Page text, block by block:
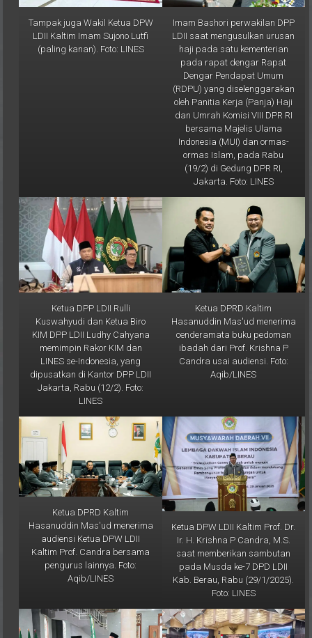
Tampak juga Wakil Ketua DPW
LDII Kaltim Imam Sujono Lutfi
Imam Bashori perwakilan DPP
LDII saat mengusulkan urusan
haji pada satu kementerian
pada rapat dengar Rapat
Dengar Pendapat Umum
(RDPU) yang diselenggarakan
oleh Panitia Kerja (Panja) Haji
dan Umrah Komisi VIII DPR RI
bersama Majelis Ulama
Indonesia (MUI) dan ormas-
ormas Islam, pada Rabu
(19/2) di Gedung DPR RI,
Jakarta. Foto: LINES
Ketua DPP LDII Rulli
Kuswahyudi dan Ketua Biro
KIM DPP LDII Ludhy Cahyana
memimpin Rakor KIM dan
LINES se-Indonesia, yang
dipusatkan di Kantor DPP LDII
Jakarta, Rabu (12/2). Foto:
LINES
Ketua DPRD Kaltim
Hasanuddin Mas'ud menerima
cenderamata buku pedoman
ibadah dari Prof. Krishna P
Candra usai audiensi. Foto:
Ketua DPRD Kaltim
Hasanuddin Mas'ud menerima
audiensi Ketua DPW LDII
Kaltim Prof. Candra bersama
pengurus lainnya. Foto:
Ketua DPW LDII Kaltim Prof. Dr.
Ir. H. Krishna P Candra, M.S.
saat memberikan sambutan
pada Musda ke-7 DPD LDII
Kab. Berau, Rabu (29/1/2025).
Foto: LINES